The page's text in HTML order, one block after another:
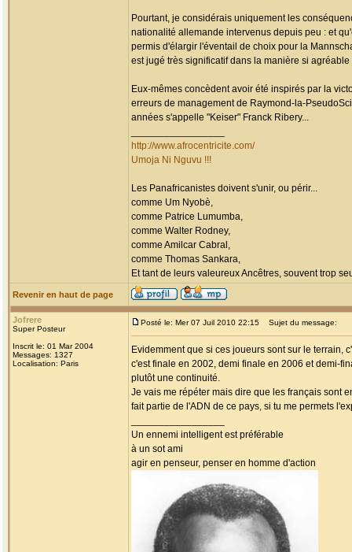
Pourtant, je considérais uniquement les
nationalité allemande intervenus depuis peu : et
permis d'élargir l'éventail de choix pour la
est jugé très significatif dans la manière si
Eux-mêmes concèdent avoir été inspirés par la
erreurs de management de Raymond-la-
années s'appelle "Keiser" Franck Ribery...
http://www.afrocentricite.com/
Umoja Ni Nguvu !!!
Les Panafricanistes doivent s'unir, ou périr...
comme Um Nyobè,
comme Patrice Lumumba,
comme Walter Rodney,
comme Amilcar Cabral,
comme Thomas Sankara,
Et tant de leurs valeureux Ancêtres, souvent trop
Revenir en haut de page
Jofrere
Super Posteur
Inscrit le: 01 Mar 2004
Messages: 1327
Localisation: Paris
Posté le: Mer 07 Juil 2010 22:15 Sujet du message:
Evidemment que si ces joueurs sont sur le terrain,
c'est finale en 2002, demi finale en 2006 et demi-
plutôt une continuité.
Je vais me répéter mais dire que les français sont
fait partie de l'ADN de ce pays, si tu me permets
Un ennemi intelligent est préférable
à un sot ami
agir en penseur, penser en homme d'action